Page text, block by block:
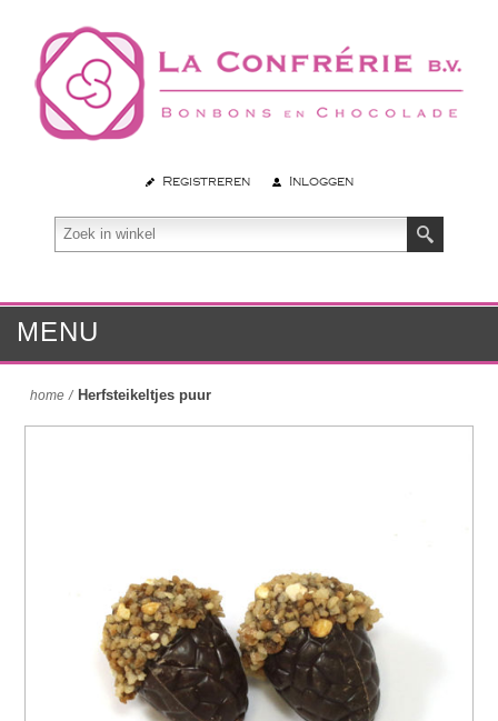
Registreren Inloggen
MENU
home / Herfsteikeltjes puur